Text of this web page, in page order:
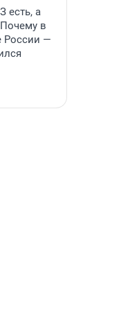
есть, а
в
России —